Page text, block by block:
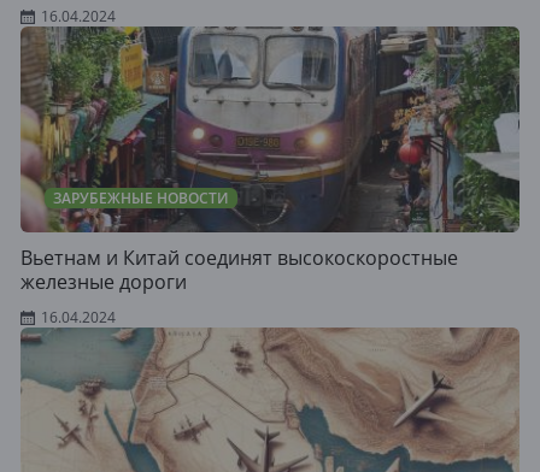
16.04.2024
ЗАРУБЕЖНЫЕ НОВОСТИ
Вьетнам и Китай соединят высокоскоростные
железные дороги
16.04.2024